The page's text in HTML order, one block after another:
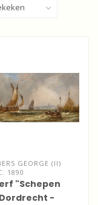
GEORGE (II)
1890
"Schepen
-